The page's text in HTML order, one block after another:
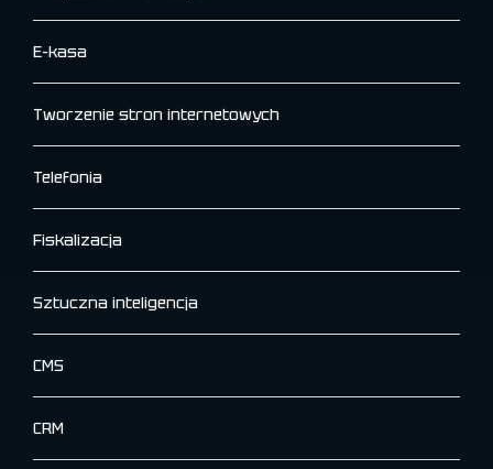
E-kasa
Tworzenie stron internetowych
Telefonia
Fiskalizacja
Sztuczna inteligencja
CMS
CRM